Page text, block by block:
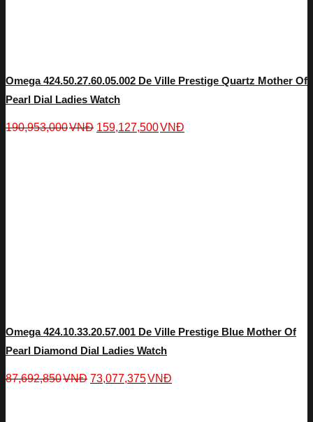
Omega 424.50.27.60.05.002 De Ville Prestige Quartz Mother Of
Pearl Dial Ladies Watch
190,953,000VNĐ 159,127,500VNĐ
Omega 424.10.33.20.57.001 De Ville Prestige Blue Mother Of
Pearl Diamond Dial Ladies Watch
87,692,850VNĐ 73,077,375VNĐ